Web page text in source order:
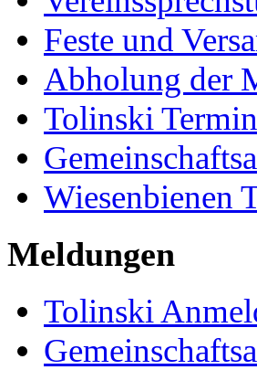
Feste und
Abholung der
Tolinski
Wiesenbienen
Meldungen
Tolinski